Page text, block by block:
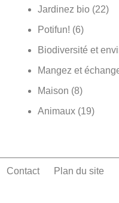
Jardinez bio (22)
Potifun! (6)
Biodiversité et
Mangez et
Maison (8)
Animaux (19)
Contact Plan du site